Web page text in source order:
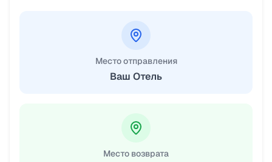
Место отправления
Ваш Отель
Место возврата